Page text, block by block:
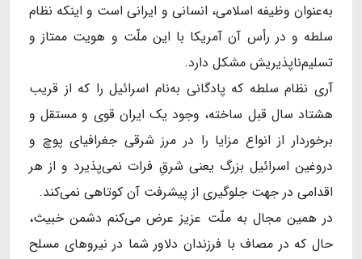
به‌عنوان وظیفه‌ اسلامی، انسانی و ایرانی است و اینکه نظام
سلطه و در رأس آن آمریکا با این ملّت و هویت ممتاز و
تسلیم‌ناپذیریش مشکل دارد.
آری نظام سلطه که پادگانی به‌نام اسرائیل را که از قریب
هشتاد سال قبل ساخته، وجود یک ایران قوی و مستقل و
برخوردار از انواع مزایا را در مرز شرقی جغرافیای پوچ و
دروغین اسرائیل بزرگ یعنی شرقِ فرات نمی‌پذیرد و از هر
اقدامی در جهت جلوگیری از پیشرفت آن کوتاهی نمی‌کند.
در همین مجال به ملّت عزیز عرض می‌کنم دشمن خبیث،
حال که در مصاف با فرزندان دلاور شما در نیروهای مسلح